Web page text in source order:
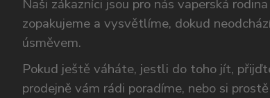
Naši zákazníci jsou pro nás vaperská
zopakujeme a vysvětlíme, dokud
úsměvem.
Pokud ještě váháte, jestli do toho jít,
prodejně vám rádi poradíme, nebo si